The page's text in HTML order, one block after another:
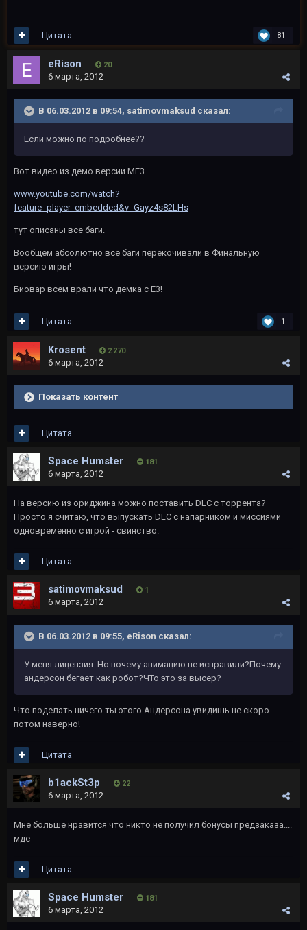
81
Цитата
eRison 20
6 марта, 2012
В 06.03.2012 в 09:54, satimovmaksud сказал:
Если можно по подробнее??
Вот видео из демо версии ME3
www.youtube.com/watch?
feature=player_embedded&v=Gayz4s82LHs
тут описаны все баги.
Вообщем абсолютно все баги перекочивали в Финальную
версию игры!
Биовар всем врали что демка с E3!
1
Цитата
Krosent 2 270
6 марта, 2012
Показать контент
Цитата
Space Humster 181
6 марта, 2012
На версию из ориджина можно поставить DLC с торрента?
Просто я считаю, что выпускать DLC с напарником и миссиями
одновременно с игрой - свинство.
Цитата
satimovmaksud 1
6 марта, 2012
В 06.03.2012 в 09:55, eRison сказал:
У меня лицензия. Но почему анимацию не исправили?Почему
андерсон бегает как робот?ЧТо это за высер?
Что поделать ничего ты этого Андерсона увидишь не скоро
потом наверно!
Цитата
b1ackSt3p 22
6 марта, 2012
Мне больше нравится что никто не получил бонусы предзаказа....
мде
Цитата
Space Humster 181
6 марта, 2012